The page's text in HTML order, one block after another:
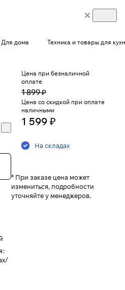
Для дома Техника и товары для
:
Цена при безналичной
оплате
1 899 ₽
Цена со скидкой при оплате
наличными
1 599 ₽
На складах
* При заказе цена может
измениться, подробности
уточняйте у менеджеров.